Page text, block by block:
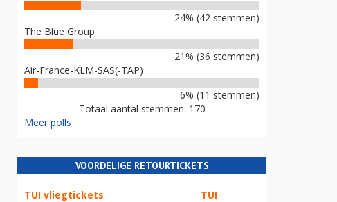
24% (42 stemmen)
The Blue Group
21% (36 stemmen)
Air-France-KLM-SAS(-TAP)
6% (11 stemmen)
Totaal aantal stemmen: 170
Meer polls
VOORDELIGE RETOURTICKETS
TUI vliegtickets TUI